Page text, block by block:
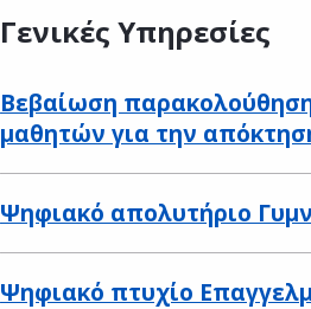
Γενικές Υπηρεσίες
Βεβαίωση
μαθητών για την
Ψηφιακό απολυτήριο
Ψηφιακό πτυχίο